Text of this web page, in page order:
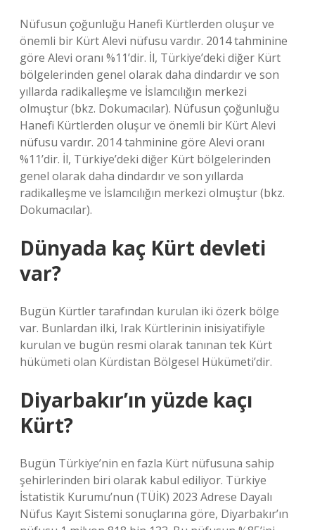
Nüfusun çoğunluğu Hanefi Kürtlerden oluşur ve
önemli bir Kürt Alevi nüfusu vardır. 2014 tahminine
göre Alevi oranı %11’dir. İl, Türkiye’deki diğer Kürt
bölgelerinden genel olarak daha dindardır ve son
yıllarda radikalleşme ve İslamcılığın merkezi
olmuştur (bkz. Dokumacılar). Nüfusun çoğunluğu
Hanefi Kürtlerden oluşur ve önemli bir Kürt Alevi
nüfusu vardır. 2014 tahminine göre Alevi oranı
%11’dir. İl, Türkiye’deki diğer Kürt bölgelerinden
genel olarak daha dindardır ve son yıllarda
radikalleşme ve İslamcılığın merkezi olmuştur (bkz.
Dokumacılar).
Dünyada kaç Kürt devleti
var?
Bugün Kürtler tarafından kurulan iki özerk bölge
var. Bunlardan ilki, Irak Kürtlerinin inisiyatifiyle
kurulan ve bugün resmi olarak tanınan tek Kürt
hükümeti olan Kürdistan Bölgesel Hükümeti’dir.
Diyarbakır’ın yüzde kaçı
Kürt?
Bugün Türkiye’nin en fazla Kürt nüfusuna sahip
şehirlerinden biri olarak kabul ediliyor. Türkiye
İstatistik Kurumu’nun (TÜİK) 2023 Adrese Dayalı
Nüfus Kayıt Sistemi sonuçlarına göre, Diyarbakır’ın